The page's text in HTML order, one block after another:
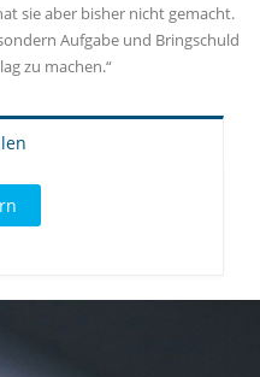
sie aber bisher nicht gemacht.
Aufgabe und Bringschuld
zu machen.“